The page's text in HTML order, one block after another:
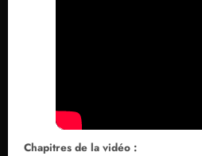
Chapitres de la vidéo :